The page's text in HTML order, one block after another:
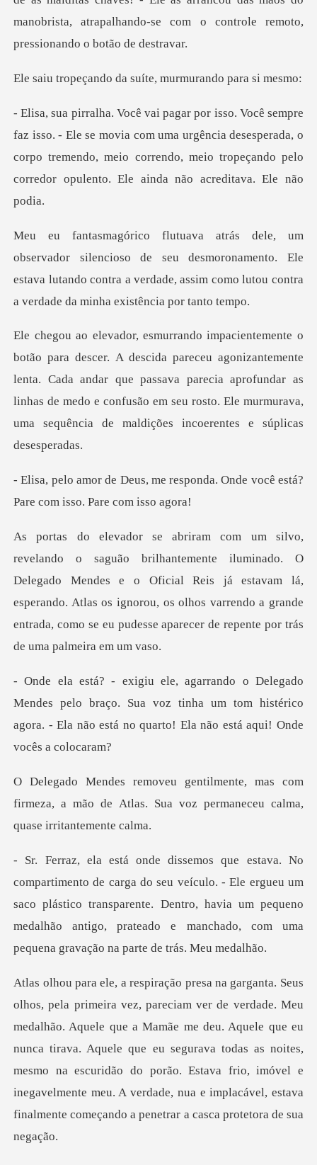
manobrista, atrapal
o da suíte, murmur
se movia com uma urgência desesperada, o
corpo tremendo, meio correndo, meio
o de seu desmoronamento. Ele
estava lutando contra a verdade, assi
onizantemente
lenta. Cada andar que passava parecia aprofundar as
linhas de medo e confusão
responda. Onde você está?
Par
Delegado Mendes e o Oficial Reis já estavam lá,
esperando. Atlas os ignorou, os olhos varrendo
pelo braço. Sua voz tinha um tom histérico
agora. - Ela não
s com
firmeza, a mão de Atlas. Sua voz pe
ículo. - Ele ergueu um
saco plástico transparente. Dentro, havia um pequeno
medalhão
que a Mamãe me deu. Aquele que eu
nunca tirava. Aquele que eu segurava todas as noites,
mesmo na escuridão do porão. Estava frio,